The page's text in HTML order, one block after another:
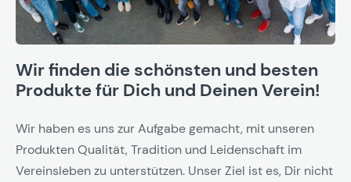
Wir finden die schönsten und besten
Produkte für Dich und Deinen Verein!
Wir haben es uns zur Aufgabe gemacht, mit unseren
Produkten Qualität, Tradition und Leidenschaft im
Vereinsleben zu unterstützen. Unser Ziel ist es, Dir nicht